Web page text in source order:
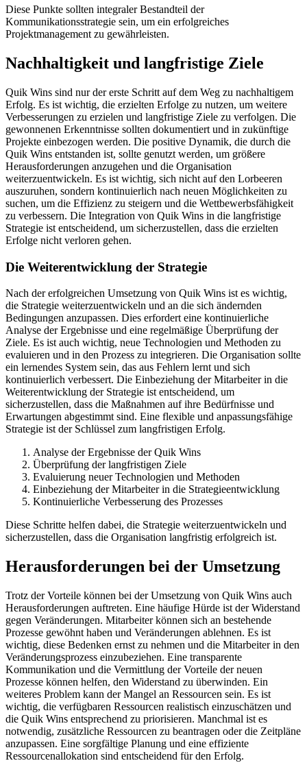
Diese Punkte sollten integraler Bestandteil der
Kommunikationsstrategie sein, um ein erfolgreiches
Projektmanagement zu gewährleisten.
Nachhaltigkeit und langfristige Ziele
Quik Wins sind nur der erste Schritt auf dem Weg zu nachhaltigem
Erfolg. Es ist wichtig, die erzielten Erfolge zu nutzen, um weitere
Verbesserungen zu erzielen und langfristige Ziele zu verfolgen. Die
gewonnenen Erkenntnisse sollten dokumentiert und in zukünftige
Projekte einbezogen werden. Die positive Dynamik, die durch die
Quik Wins entstanden ist, sollte genutzt werden, um größere
Herausforderungen anzugehen und die Organisation
weiterzuentwickeln. Es ist wichtig, sich nicht auf den Lorbeeren
auszuruhen, sondern kontinuierlich nach neuen Möglichkeiten zu
suchen, um die Effizienz zu steigern und die Wettbewerbsfähigkeit
zu verbessern. Die Integration von Quik Wins in die langfristige
Strategie ist entscheidend, um sicherzustellen, dass die erzielten
Erfolge nicht verloren gehen.
Die Weiterentwicklung der Strategie
Nach der erfolgreichen Umsetzung von Quik Wins ist es wichtig,
die Strategie weiterzuentwickeln und an die sich ändernden
Bedingungen anzupassen. Dies erfordert eine kontinuierliche
Analyse der Ergebnisse und eine regelmäßige Überprüfung der
Ziele. Es ist auch wichtig, neue Technologien und Methoden zu
evaluieren und in den Prozess zu integrieren. Die Organisation sollte
ein lernendes System sein, das aus Fehlern lernt und sich
kontinuierlich verbessert. Die Einbeziehung der Mitarbeiter in die
Weiterentwicklung der Strategie ist entscheidend, um
sicherzustellen, dass die Maßnahmen auf ihre Bedürfnisse und
Erwartungen abgestimmt sind. Eine flexible und anpassungsfähige
Strategie ist der Schlüssel zum langfristigen Erfolg.
Analyse der Ergebnisse der Quik Wins
Überprüfung der langfristigen Ziele
Evaluierung neuer Technologien und Methoden
Einbeziehung der Mitarbeiter in die Strategieentwicklung
Kontinuierliche Verbesserung des Prozesses
Diese Schritte helfen dabei, die Strategie weiterzuentwickeln und
sicherzustellen, dass die Organisation langfristig erfolgreich ist.
Herausforderungen bei der Umsetzung
Trotz der Vorteile können bei der Umsetzung von Quik Wins auch
Herausforderungen auftreten. Eine häufige Hürde ist der Widerstand
gegen Veränderungen. Mitarbeiter können sich an bestehende
Prozesse gewöhnt haben und Veränderungen ablehnen. Es ist
wichtig, diese Bedenken ernst zu nehmen und die Mitarbeiter in den
Veränderungsprozess einzubeziehen. Eine transparente
Kommunikation und die Vermittlung der Vorteile der neuen
Prozesse können helfen, den Widerstand zu überwinden. Ein
weiteres Problem kann der Mangel an Ressourcen sein. Es ist
wichtig, die verfügbaren Ressourcen realistisch einzuschätzen und
die Quik Wins entsprechend zu priorisieren. Manchmal ist es
notwendig, zusätzliche Ressourcen zu beantragen oder die Zeitpläne
anzupassen. Eine sorgfältige Planung und eine effiziente
Ressourcenallokation sind entscheidend für den Erfolg.